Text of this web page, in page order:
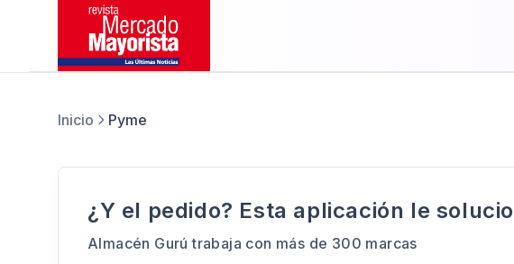
Inicio Pyme
¿Y el pedido? Esta aplicación le
Almacén Gurú trabaja con más de 300 marcas